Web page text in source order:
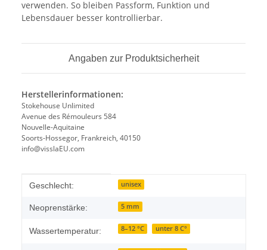
verwenden. So bleiben Passform, Funktion und
Lebensdauer besser kontrollierbar.
Angaben zur Produktsicherheit
Herstellerinformationen:
Stokehouse Unlimited
Avenue des Rémouleurs 584
Nouvelle-Aquitaine
Soorts-Hossegor, Frankreich, 40150
info@visslaEU.com
Produkteigenschaft
Wert
Geschlecht: unisex
Neoprenstärke: 5 mm
Wassertemperatur: 8–12 °C unter 8 C°